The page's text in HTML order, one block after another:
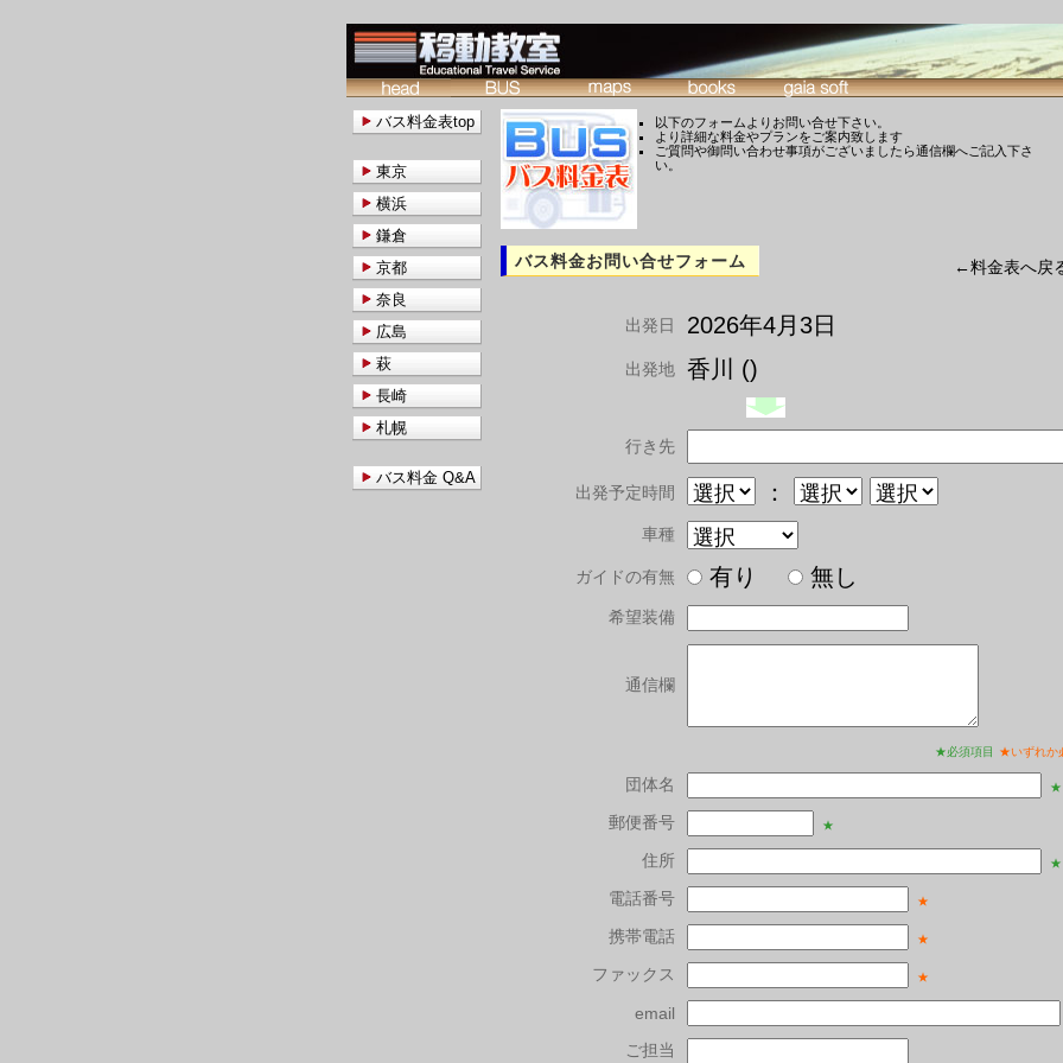
以下のフォームよりお問い合せ下さい。
より詳細な料金やプランをご案内致します
ご質問や御問い合わせ事項がございましたら通信欄へご記入下さ
い。
バス料金お問い合せフォーム ←料金表へ戻
出発日 2026年4月3日
出発地 香川 ()
行き先
出発予定時間 ：
車種
ガイドの有無 有り 無し
希望装備
通信欄
★必須項目 ★いずれか
団体名 ★
郵便番号 ★
住所 ★
電話番号 ★
携帯電話 ★
ファックス ★
email
ご担当
バス料金表top
東京
横浜
鎌倉
京都
奈良
広島
萩
長崎
札幌
バス料金 Q&A